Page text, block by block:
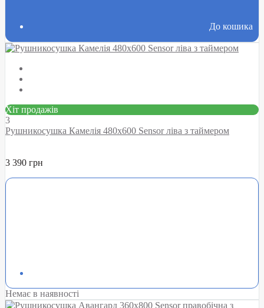
До кошика
Хіт продажів
3
Рушникосушка Камелія 480х600 Sensor ліва з таймером
3 390 грн
Немає в наявності